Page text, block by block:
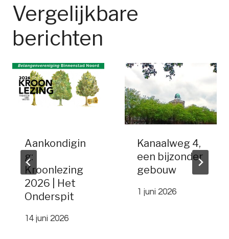
Vergelijkbare
berichten
Aankondigin
g:
Kroonlezing
2026 | Het
Onderspit
14 juni 2026
Kanaalweg 4,
een bijzonder
gebouw
1 juni 2026